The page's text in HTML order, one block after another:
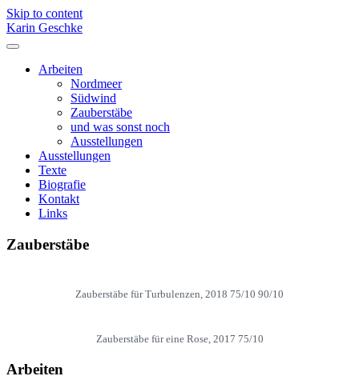
Skip to content
Karin Geschke
Arbeiten
Nordmeer
Südwind
Zauberstäbe
und was sonst noch
Ausstellungen
Ausstellungen
Texte
Biografie
Kontakt
Links
Zauberstäbe
Zauberstäbe für Turbulenzen, 2018 75/10 90/10
Zauberstäbe für eine Rose, 2017 75/10
Arbeiten